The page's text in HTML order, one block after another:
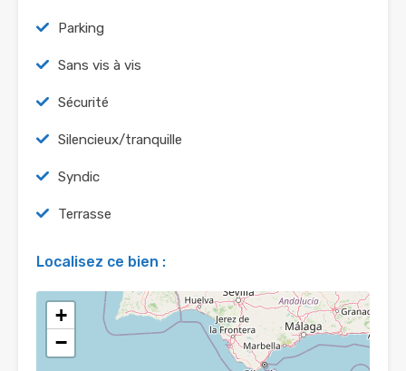
Parking
Sans vis à vis
Sécurité
Silencieux/tranquille
Syndic
Terrasse
Localisez ce bien :
+
−